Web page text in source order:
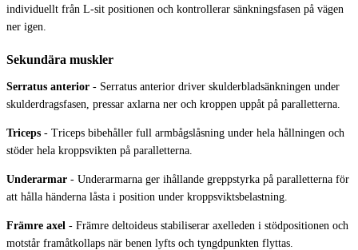
individuellt från L-sit positionen och kontrollerar sänkningsfasen på vägen
ner igen.
Sekundära muskler
Serratus anterior - Serratus anterior driver skulderbladsänkningen under
skulderdragsfasen, pressar axlarna ner och kroppen uppåt på paralletterna.
Triceps - Triceps bibehåller full armbågslåsning under hela hållningen och
stöder hela kroppsvikten på paralletterna.
Underarmar - Underarmarna ger ihållande greppstyrka på paralletterna för
att hålla händerna låsta i position under kroppsviktsbelastning.
Främre axel - Främre deltoideus stabiliserar axelleden i stödpositionen och
motstår framåtkollaps när benen lyfts och tyngdpunkten flyttas.